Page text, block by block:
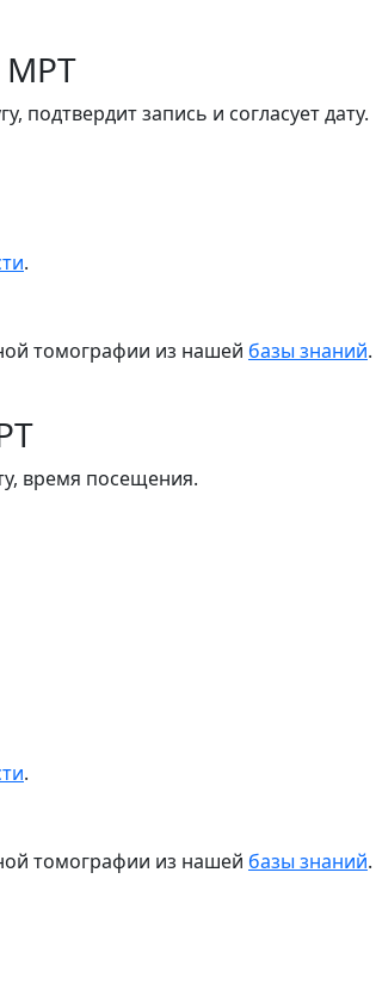
МРТ
запись и согласует дату.
.
томографии из нашей базы знаний.
время посещения.
.
томографии из нашей базы знаний.